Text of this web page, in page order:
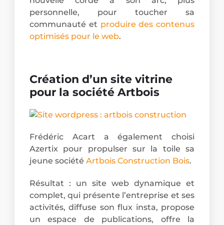
personnelle, pour toucher sa
communauté et produire des contenus
optimisés pour le web.
Création d’un site vitrine
pour la société Artbois
Frédéric Acart a également choisi
Azertix pour propulser sur la toile sa
jeune sociétéArtbois Construction Bois.
Résultat : un site web dynamique et
complet, qui présente l’entreprise et ses
activités, diffuse son flux insta, propose
un espace de publications, offre la